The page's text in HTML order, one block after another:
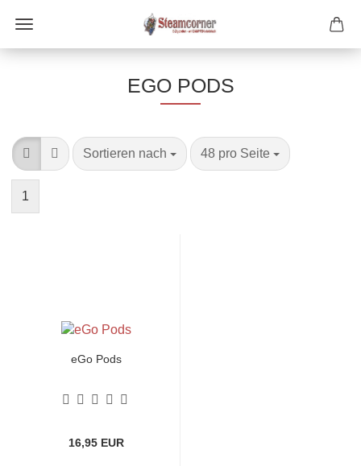
EGO PODS
Sortieren nach
Sortieren nach 48 pro Seite
pro Seite
1
eGo Pods
16,95 EUR